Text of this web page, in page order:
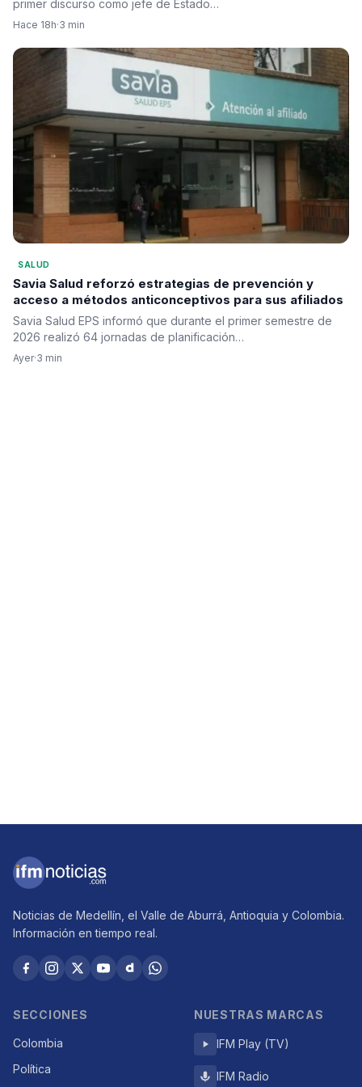
primer discurso como jefe de Estado…
Hace 18h·3 min
SALUD
Savia Salud reforzó estrategias de prevención y
acceso a métodos anticonceptivos para sus afiliados
Savia Salud EPS informó que durante el primer semestre de
2026 realizó 64 jornadas de planificación…
Ayer·3 min
Noticias de Medellín, el Valle de Aburrá, Antioquia y Colombia.
Información en tiempo real.
SECCIONES
Colombia
Política
NUESTRAS MARCAS
IFM Play (TV)
IFM Radio